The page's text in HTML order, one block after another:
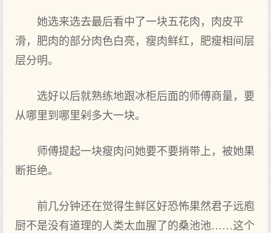
她选来选去最后看中了一块五花肉，肉皮平
滑，肥肉的部分肉色白亮，瘦肉鲜红，肥瘦相间层
层分明。
选好以后就熟练地跟冰柜后面的师傅商量，要
从哪里到哪里剁多大一块。
师傅提起一块瘦肉问她要不要捎带上，被她果
断拒绝。
前几分钟还在觉得生鲜区好恐怖果然君子远庖
厨不是没有道理的人类太血腥了的桑池池……这个